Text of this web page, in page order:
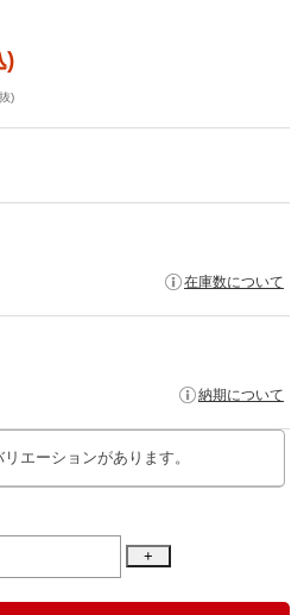
)
)
在庫数について
納期について
エーションがあります。